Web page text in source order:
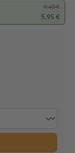
9,45 €
5,95 €